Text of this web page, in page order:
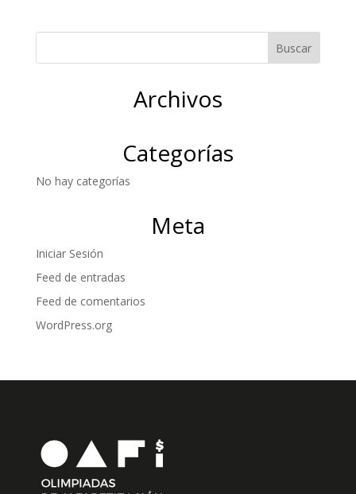
Archivos
Categorías
No hay categorías
Meta
Iniciar Sesión
Feed de entradas
Feed de comentarios
WordPress.org